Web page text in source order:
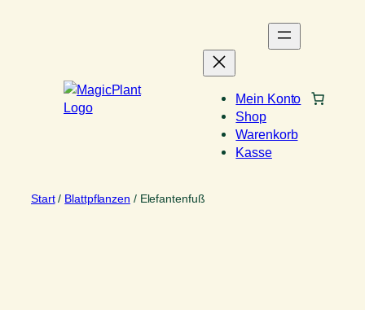
Mein Konto
Shop
Warenkorb
Kasse
Start/ Blattpflanzen / Elefantenfuß